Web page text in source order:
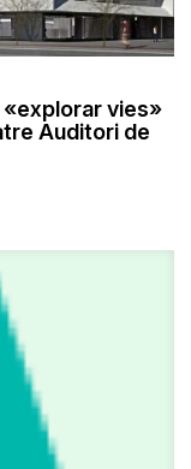
vies»
Auditori de